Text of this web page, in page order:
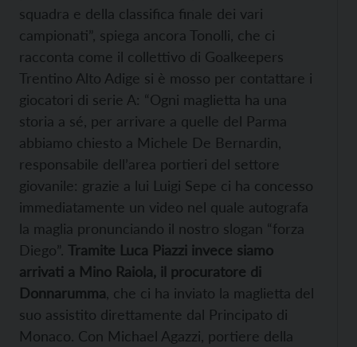
squadra e della classifica finale dei vari
campionati”, spiega ancora Tonolli, che ci
racconta come il collettivo di Goalkeepers
Trentino Alto Adige si è mosso per contattare i
giocatori di serie A: “Ogni maglietta ha una
storia a sé, per arrivare a quelle del Parma
abbiamo chiesto a Michele De Bernardin,
responsabile dell’area portieri del settore
giovanile: grazie a lui Luigi Sepe ci ha concesso
immediatamente un video nel quale autografa
la maglia pronunciando il nostro slogan “forza
Diego”. Tramite Luca Piazzi invece siamo
arrivati a Mino Raiola, il procuratore di
Donnarumma , che ci ha inviato la maglietta del
suo assistito direttamente dal Principato di
Monaco. Con Michael Agazzi, portiere della